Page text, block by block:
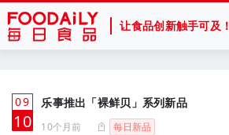
让食品创新触手可及！
09
月
10
乐事推出「裸鲜贝」系列新品
10个月前 每日新品